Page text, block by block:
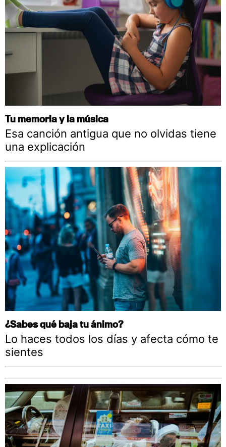
Tu memoria y la música
Esa canción antigua que no olvidas tiene
una explicación
¿Sabes qué baja tu ánimo?
Lo haces todos los días y afecta cómo te
sientes